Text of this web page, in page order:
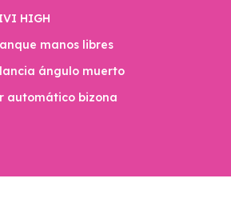
HIGH
manos libres
ángulo muerto
automático bizona